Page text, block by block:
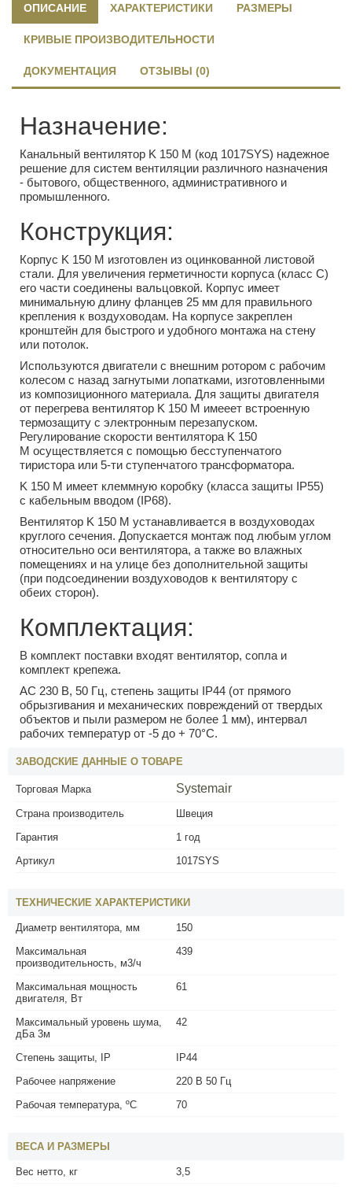
ОПИСАНИЕ ХАРАКТЕРИСТИКИ РАЗМЕРЫ
КРИВЫЕ ПРОИЗВОДИТЕЛЬНОСТИ
ДОКУМЕНТАЦИЯ ОТЗЫВЫ (0)
Назначение:
Канальный вентилятор K 150 M (код 1017SYS) надежное
решение для систем вентиляции различного назначения
- бытового, общественного, административного и
промышленного.
Конструкция:
Корпус K 150 M изготовлен из оцинкованной листовой
стали. Для увеличения герметичности корпуса (класс С)
его части соединены вальцовкой. Корпус имеет
минимальную длину фланцев 25 мм для правильного
крепления к воздуховодам. На корпусе закреплен
кронштейн для быстрого и удобного монтажа на стену
или потолок.
Используются двигатели с внешним ротором с рабочим
колесом с назад загнутыми лопатками, изготовленными
из композиционного материала. Для защиты двигателя
от перегрева вентилятор K 150 M имееет встроенную
термозащиту с электронным перезапуском.
Регулирование скорости вентилятора K 150
M осуществляется с помощью бесступенчатого
тиристора или 5-ти ступенчатого трансформатора.
K 150 M имеет клеммную коробку (класса защиты IP55)
с кабельным вводом (IP68).
Вентилятор K 150 M устанавливается в воздуховодах
круглого сечения. Допускается монтаж под любым углом
относительно оси вентилятора, а также во влажных
помещениях и на улице без дополнительной защиты
(при подсоединении воздуховодов к вентилятору с
обеих сторон).
Комплектация:
В комплект поставки входят вентилятор, сопла и
комплект крепежа.
АС 230 В, 50 Гц, степень защиты IP44 (от прямого
обрызгивания и механических повреждений от твердых
объектов и пыли размером не более 1 мм), интервал
рабочих температур от -5 до + 70°С.
ЗАВОДСКИЕ ДАННЫЕ О ТОВАРЕ
Торговая Марка Systemair
Страна производитель
Швеция
Гарантия
1 год
Артикул
1017SYS
ТЕХНИЧЕСКИЕ ХАРАКТЕРИСТИКИ
Диаметр вентилятора, мм
150
Максимальная
производительность, м3/ч
439
Максимальная мощность
двигателя, Вт
61
Максимальный уровень шума,
дБа 3м
42
Степень защиты, IP
IP44
Рабочее напряжение
220 В 50 Гц
Рабочая температура, ºС
70
ВЕСА И РАЗМЕРЫ
Вес нетто, кг 3,5